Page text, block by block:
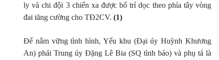
ly và chi đội 3 chiến xa được bố trí dọc theo phía tây vòng
đai tăng cường cho TÐ2CV. (1)
Ðể nắm vững tình hình, Yếu khu (Ðại úy Huỳnh Khương
An) phái Trung úy Ðặng Lê Bia (SQ tình báo) và phụ tá là